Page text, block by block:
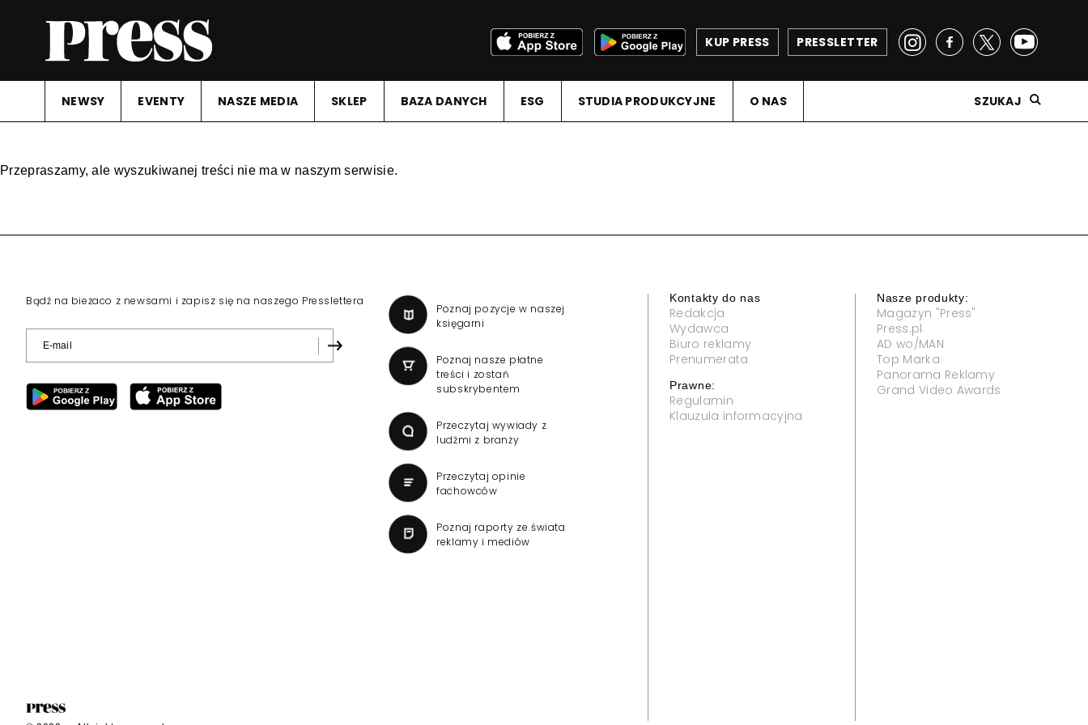
PRESSLETTER
KUP PRESS
NEWSY EVENTY NASZE MEDIA SKLEP BAZA DANYCH ESG STUDIA PRODUKCYJNE O NAS SZUKAJ
Przepraszamy, ale wyszukiwanej treści nie ma w naszym serwisie.
Bądź na bieżaco z newsami i zapisz się na naszego Presslettera
Poznaj pozycje w naszej
księgarni
Poznaj nasze płatne
treści i zostań
subskrybentem
Przeczytaj wywiady z
ludźmi z branży
Przeczytaj opinie
fachowców
Poznaj raporty ze świata
reklamy i mediów
Kontakty do nas
Redakcja
Wydawca
Biuro reklamy
Prenumerata
Prawne:
Regulamin
Klauzula informacyjna
Nasze produkty:
Magazyn "Press"
Press.pl
AD wo/MAN
Top Marka
Panorama Reklamy
Grand Video Awards